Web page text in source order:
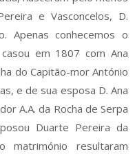
e Vasconcelos, D.
Apenas conhecemos o
em 1807 com Ana
do Capitão-mor António
e de sua esposa D. Ana
A.A. da Rocha de Serpa
Duarte Pereira da
matrimónio resultaram